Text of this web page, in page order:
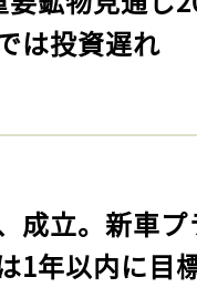
は投資遅れ
、成立。新車
1年以内に目
ログイン